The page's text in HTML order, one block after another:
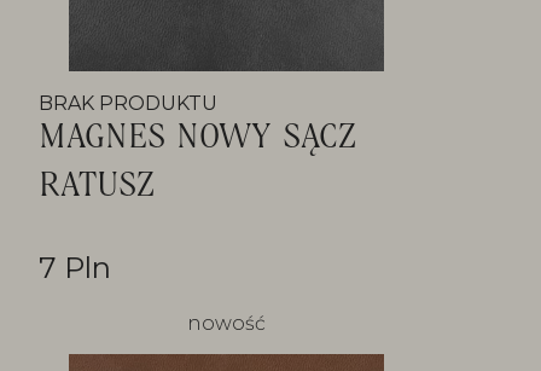
BRAK PRODUKTU
MAGNES NOWY SĄCZ
RATUSZ
7 Pln
nowość